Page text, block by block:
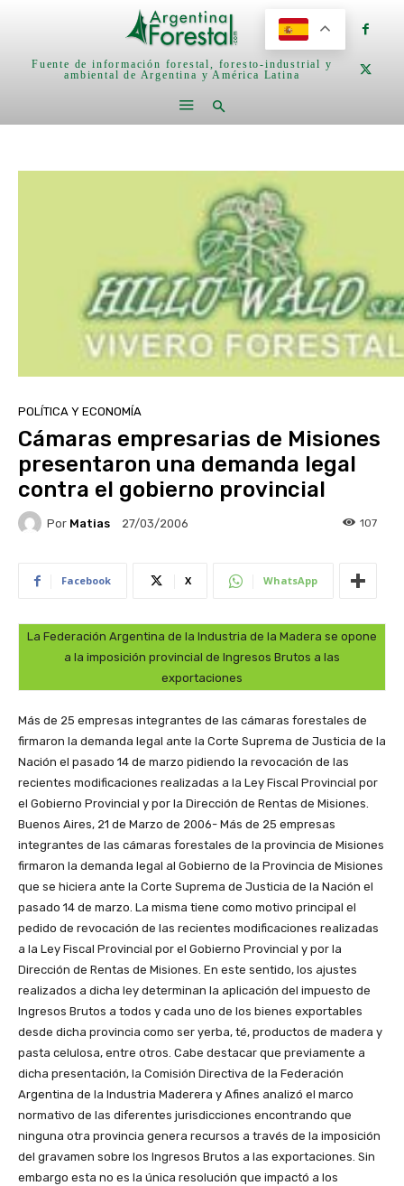
Fuente de información forestal, foresto-industrial y
ambiental de Argentina y América Latina
POLÍTICA Y ECONOMÍA
Cámaras empresarias de Misiones
presentaron una demanda legal
contra el gobierno provincial
Por Matias 27/03/2006 107
Facebook X WhatsApp
La Federación Argentina de la Industria de la Madera se opone
a la imposición provincial de Ingresos Brutos a las
exportaciones
Más de 25 empresas integrantes de las cámaras forestales de
firmaron la demanda legal ante la Corte Suprema de Justicia de la
Nación el pasado 14 de marzo pidiendo la revocación de las
recientes modificaciones realizadas a la Ley Fiscal Provincial por
el Gobierno Provincial y por la Dirección de Rentas de Misiones.
Buenos Aires, 21 de Marzo de 2006- Más de 25 empresas
integrantes de las cámaras forestales de la provincia de Misiones
firmaron la demanda legal al Gobierno de la Provincia de Misiones
que se hiciera ante la Corte Suprema de Justicia de la Nación el
pasado 14 de marzo. La misma tiene como motivo principal el
pedido de revocación de las recientes modificaciones realizadas
a la Ley Fiscal Provincial por el Gobierno Provincial y por la
Dirección de Rentas de Misiones. En este sentido, los ajustes
realizados a dicha ley determinan la aplicación del impuesto de
Ingresos Brutos a todos y cada uno de los bienes exportables
desde dicha provincia como ser yerba, té, productos de madera y
pasta celulosa, entre otros. Cabe destacar que previamente a
dicha presentación, la Comisión Directiva de la Federación
Argentina de la Industria Maderera y Afines analizó el marco
normativo de las diferentes jurisdicciones encontrando que
ninguna otra provincia genera recursos a través de la imposición
del gravamen sobre los Ingresos Brutos a las exportaciones. Sin
embargo esta no es la única resolución que impactó a los